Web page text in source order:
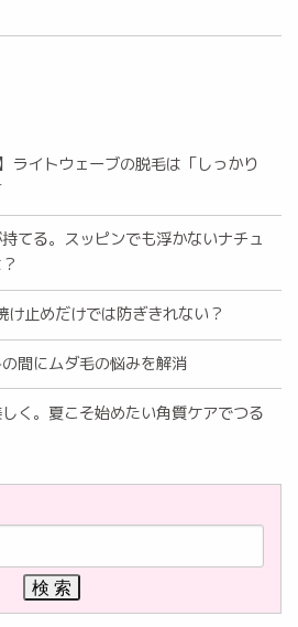
ライトウェーブの脱毛は「しっかり
てる。スッピンでも浮かないナチュ
止めだけでは防ぎきれない？
間にムダ毛の悩みを解消
く。夏こそ始めたい角質ケアでつる